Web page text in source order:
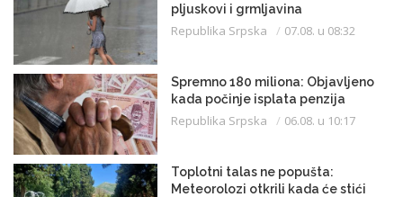
pljuskovi i grmljavina
Republika Srpska 07.08. u 08:32
Spremno 180 miliona: Objavljeno
kada počinje isplata penzija
Republika Srpska 06.08. u 10:17
Toplotni talas ne popušta:
Meteorolozi otkrili kada će stići